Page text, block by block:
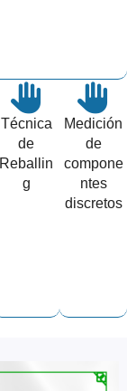
Técnica
de
Reballin
g
Medición
de
compone
ntes
discretos